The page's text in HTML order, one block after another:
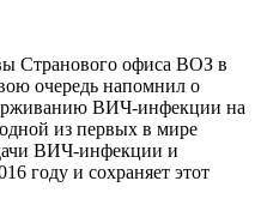
Странового офиса ВОЗ в
очередь напомнил о
ВИЧ-инфекции на
из первых в мире
ВИЧ-инфекции и
году и сохраняет этот